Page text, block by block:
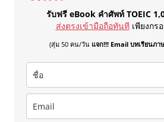
รับฟรี eBook คำศัพท์ TOEIC
ส่งตรงเข้ามือถือทันที เพียงกร
(สุ่ม 50 คน/วัน แจก!!! Email บทเรียนภา